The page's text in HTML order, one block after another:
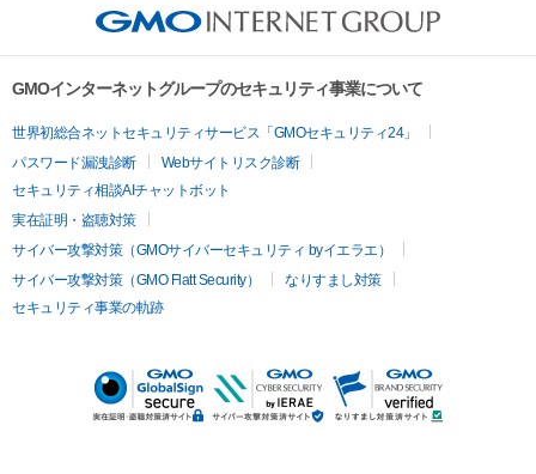
GMOインターネットグループのセキュリティ事業について
世界初総合ネットセキュリティサービス「GMOセキュリティ24」
パスワード漏洩診断
Webサイトリスク診断
セキュリティ相談AIチャットボット
実在証明・盗聴対策
サイバー攻撃対策（GMOサイバーセキュリティ byイエラエ）
サイバー攻撃対策（GMO Flatt Security）
なりすまし対策
セキュリティ事業の軌跡